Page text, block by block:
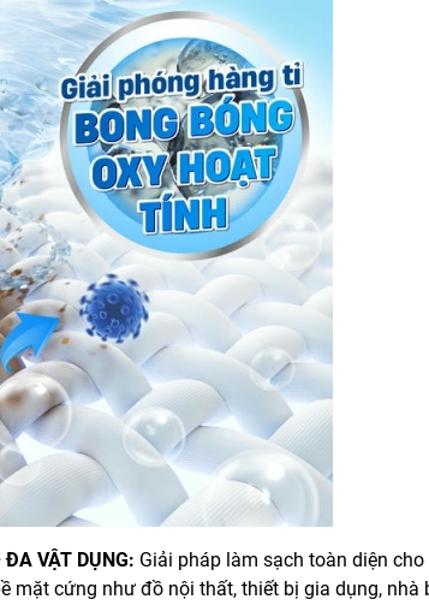
VẬT DỤNG: Giải pháp làm sạch toàn diện
mặt cứng như đồ nội thất, thiết bị gia dụng, nhà